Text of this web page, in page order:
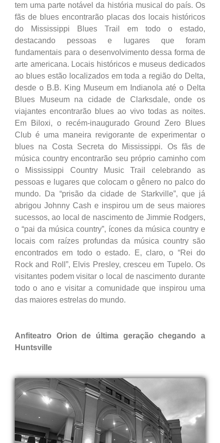
tem uma parte notável da história musical do país. Os
fãs de blues encontrarão placas dos locais históricos
do Mississippi Blues Trail em todo o estado,
destacando pessoas e lugares que foram
fundamentais para o desenvolvimento dessa forma de
arte americana. Locais históricos e museus dedicados
ao blues estão localizados em toda a região do Delta,
desde o B.B. King Museum em Indianola até o Delta
Blues Museum na cidade de Clarksdale, onde os
viajantes encontrarão blues ao vivo todas as noites.
Em Biloxi, o recém-inaugurado Ground Zero Blues
Club é uma maneira revigorante de experimentar o
blues na Costa Secreta do Mississippi. Os fãs de
música country encontrarão seu próprio caminho com
o Mississippi Country Music Trail celebrando as
pessoas e lugares que colocam o gênero no palco do
mundo. Da “prisão da cidade de Starkville”, que já
abrigou Johnny Cash e inspirou um de seus maiores
sucessos, ao local de nascimento de Jimmie Rodgers,
o “pai da música country”, ícones da música country e
locais com raízes profundas da música country são
encontrados em todo o estado. E, claro, o “Rei do
Rock and Roll”, Elvis Presley, cresceu em Tupelo. Os
visitantes podem visitar o local de nascimento durante
todo o ano e visitar a comunidade que inspirou uma
das maiores estrelas do mundo.
Anfiteatro Orion de última geração chegando a
Huntsville